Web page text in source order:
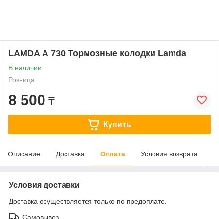
LAMDA А 730 Тормозные колодки Lamda
В наличии
Розница
8 500 ₸
Купить
Описание Доставка Оплата Условия возврата
Условия доставки
Доставка осуществляется только по предоплате.
Самовывоз